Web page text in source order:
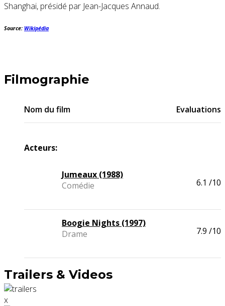
Shanghai, présidé par Jean-Jacques Annaud.
Source: Wikipédia
Filmographie
Nom du film Evaluations
Acteurs:
Jumeaux (1988)
Comédie
6.1 /10
Boogie Nights (1997)
Drame
7.9 /10
Trailers & Videos
x